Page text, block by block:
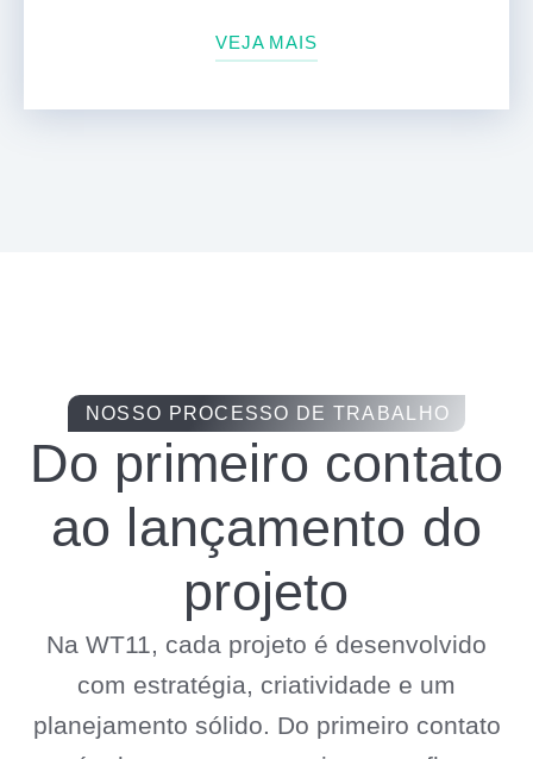
VEJA MAIS
NOSSO PROCESSO DE TRABALHO
Do primeiro contato
ao lançamento do
projeto
Na WT11, cada projeto é desenvolvido
com estratégia, criatividade e um
planejamento sólido. Do primeiro contato